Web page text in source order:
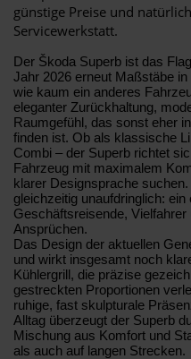
günstige Preise und
Servicewerkstatt.
Der Škoda Superb ist das
Jahr 2026 erneut Maßstäbe
wie kaum ein anderes
eleganter Zurückhaltung,
Raumgefühl, das sonst eher
finden ist. Ob als klassische
Combi – der Superb richtet
Fahrzeug mit maximalem
klarer Designsprache
gleichzeitig unaufdringlich:
Geschäftsreisende,
Ansprüchen.
Das Design der aktuellen
und wirkt insgesamt noch
Kühlergrill, die präzise
gestreckten Proportionen
ruhige, fast skulpturale
Alltag überzeugt der Superb
Mischung aus Komfort und
als auch auf langen Strecken.